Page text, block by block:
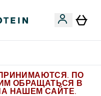
ПО
ОБРАЩАТЬСЯ В
НАШЕМ САЙТЕ.